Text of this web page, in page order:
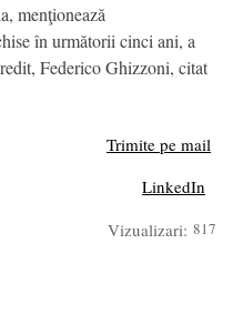
menţionează
în următorii cinci ani, a
Federico Ghizzoni, citat
Trimite pe mail
LinkedIn
Vizualizari: 817